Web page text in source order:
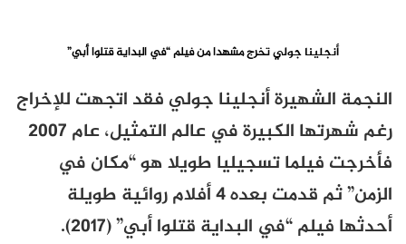
أنجلينا جوليتخرج مشهدا من فيلم “في البداية قتلوا أبي”
النجمة الشهيرة أنجلينا جولي فقد اتجهت للإخراج
رغم شهرتها الكبيرة في عالم التمثيل، عام 2007
فأخرجت فيلما تسجيليا طويلا هو “مكان في
الزمن” ثم قدمت بعده 4 أفلام روائية طويلة
أحدثها فيلم “في البداية قتلوا أبي” (2017).